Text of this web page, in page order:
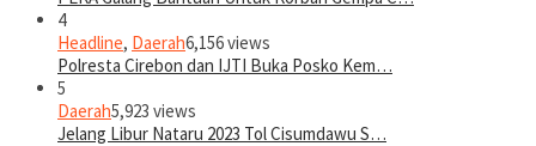
4
Headline, Daerah6,156 views
Polresta Cirebon dan IJTI Buka Posko Kem…
5
Daerah5,923 views
Jelang Libur Nataru 2023 Tol Cisumdawu S…